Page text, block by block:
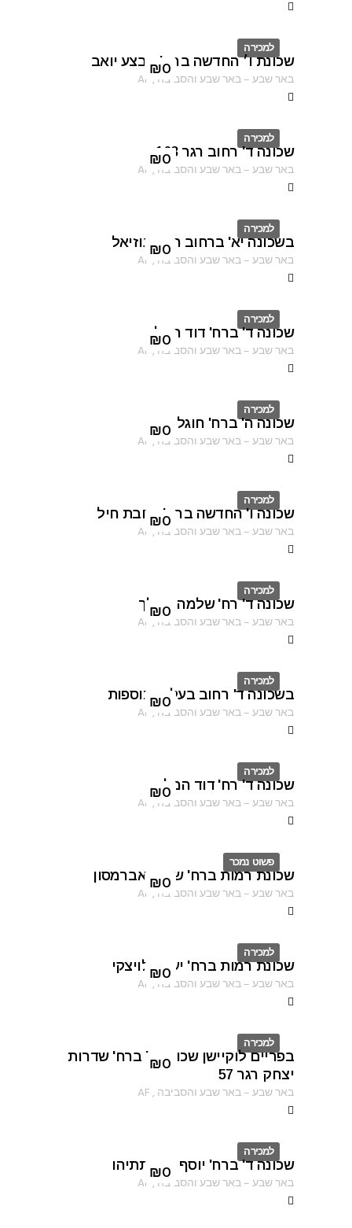
למכירה
ID
₪0
שכונת ו׳ החדשה ברח' מבצע יואב
באר שבע–באר שבע והסביבה ,
AF
למכירה
ID
₪0
שכונה ד' רחוב רגר 163
באר שבע–באר שבע והסביבה ,
AF
למכירה
ID
₪0
בשכונה יא' ברחוב הרב עוזיאל
באר שבע–באר שבע והסביבה ,
AF
למכירה
ID
₪0
שכונה ד' ברח' דוד המלך
באר שבע–באר שבע והסביבה ,
AF
למכירה
ID
₪0
שכונה ה' ברח' חוגלה
באר שבע–באר שבע והסביבה ,
AF
למכירה
ID
₪0
שכונה ו' החדשה ברח' רחבת חיל
באר שבע–באר שבע והסביבה ,
AF
למכירה
ID
₪0
שכונה ד' רח' שלמה המלך
באר שבע–באר שבע והסביבה ,
AF
למכירה
ID
₪0
בשכונה ד' רחוב בעלי התוספות
באר שבע–באר שבע והסביבה ,
AF
למכירה
ID
₪0
שכונה ד' רח' דוד המלך
באר שבע–באר שבע והסביבה ,
AF
פשוט נמכר
ID
₪0
שכונת רמות ברח' שרגא אברמסון
באר שבע–באר שבע והסביבה ,
AF
למכירה
ID
₪0
שכונת רמות ברח' יעקב לויצקי
באר שבע–באר שבע והסביבה ,
AF
למכירה
ID
₪0
בפריים לוקיישן שכונה ב' ברח' שדרות
יצחק רגר 57
באר שבע–באר שבע והסביבה ,
AF
למכירה
ID
₪0
שכונה ד' ברח' יוסף בן מתתיהו
באר שבע–באר שבע והסביבה ,
AF